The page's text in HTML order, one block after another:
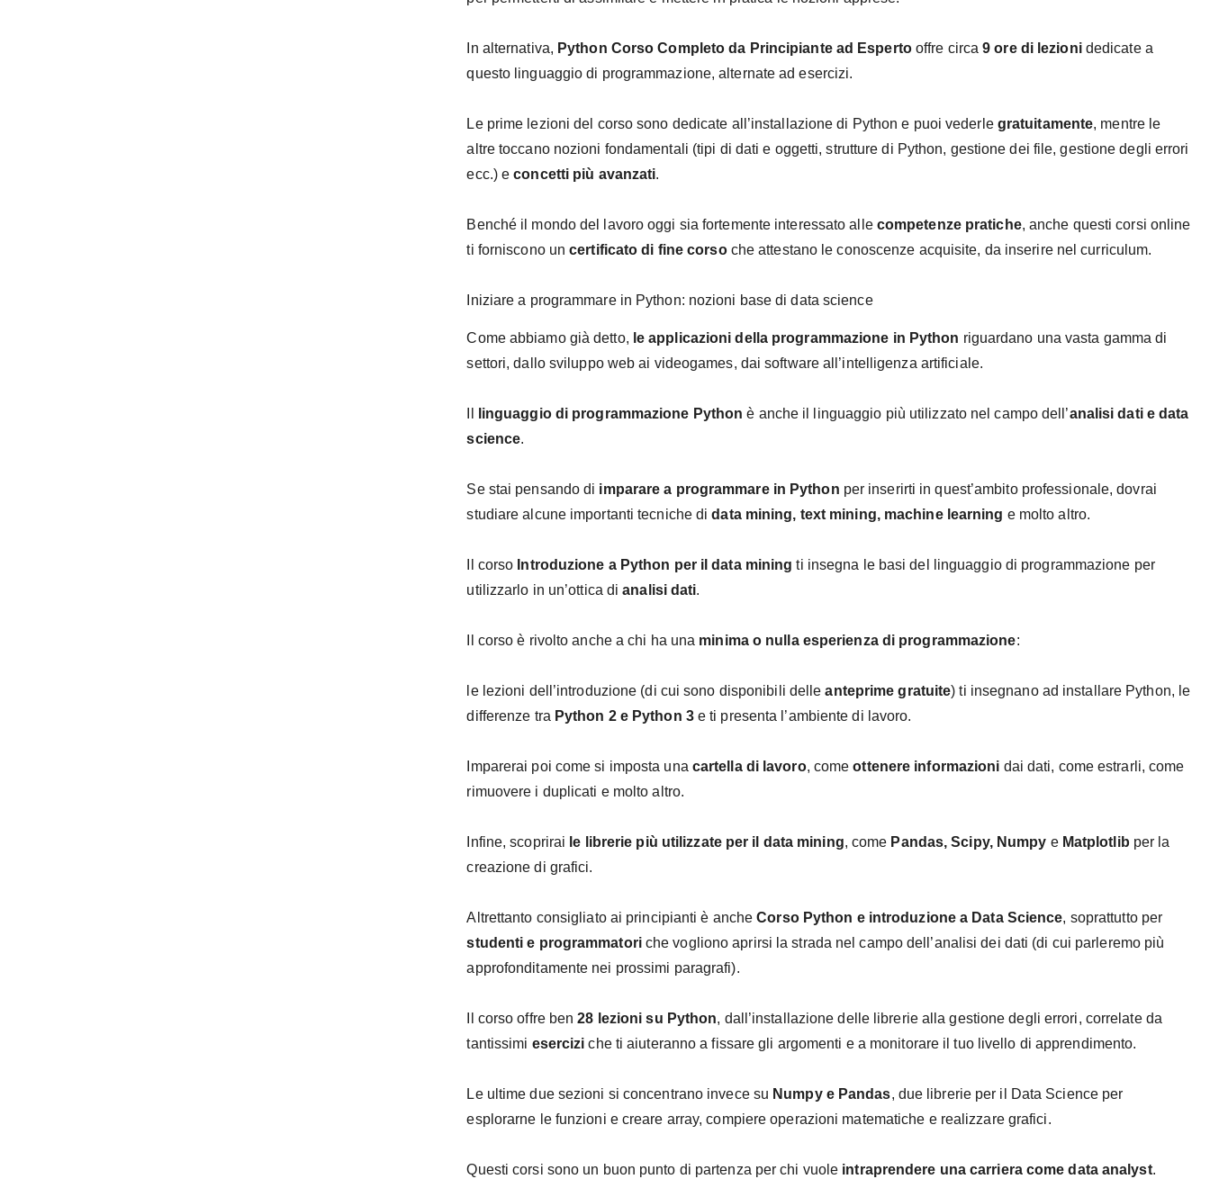
In alternativa, Python Corso Completo da Principiante ad Espertooffre circa9 ore di lezionidedicate a
questo linguaggio di programmazione, alternate ad esercizi.
Le prime lezioni del corso sono dedicate all’installazione di Python e puoi vederle gratuitamente, mentre le
altre toccano nozioni fondamentali (tipi di dati e oggetti, strutture di Python, gestione dei file, gestione degli errori
ecc.) econcetti più avanzati.
Benché il mondo del lavoro oggi sia fortemente interessato alle competenze pratiche, anche questi corsi online
ti forniscono uncertificato di fine corsoche attestano le conoscenze acquisite, da inserire nel curriculum.
Iniziare a programmare in Python: nozioni base di data science
Come abbiamo già detto, le applicazioni della programmazione in Python riguardano una vasta gamma di
settori, dallo sviluppo web ai videogames, dai software all’intelligenza artificiale.
linguaggio di programmazione Python è anche il linguaggio più utilizzato nel campo dell’analisi dati e data
science.
Se stai pensando di imparare a programmare in Python per inserirti in quest’ambito professionale, dovrai
studiare alcune importanti tecniche didata mining, text mining, machine learning e molto altro.
Il corso Introduzione a Python per il data mining ti insegna le basi del linguaggio di programmazione per
utilizzarlo in un’ottica dianalisi dati.
Il corso è rivolto anche a chi ha una minima o nulla esperienza di programmazione:
le lezioni dell’introduzione (di cui sono disponibili delleanteprime gratuite) ti insegnano ad installare Python, le
differenze tra Python 2 e Python 3e ti presenta l’ambiente di lavoro.
Imparerai poi come si imposta una cartella di lavoro, comeottenere informazioni dai dati, come estrarli, come
rimuovere i duplicati e molto altro.
Infine, scoprirai le librerie più utilizzate per il data mining, come Pandas, Scipy, Numpy e Matplotlib per la
creazione di grafici.
Altrettanto consigliato ai principianti è ancheCorso Python e introduzione a Data Science, soprattutto per
studenti e programmatoriche vogliono aprirsi la strada nel campo dell’analisi dei dati (di cui parleremo più
approfonditamente nei prossimi paragrafi).
Il corso offre ben28 lezioni su Python, dall’installazione delle librerie alla gestione degli errori, correlate da
tantissimi esercizi che ti aiuteranno a fissare gli argomenti e a monitorare il tuo livello di apprendimento.
Le ultime due sezioni si concentrano invece su Numpy e Pandas, due librerie per il Data Science per
esplorarne le funzioni e creare array, compiere operazioni matematiche e realizzare grafici.
Questi corsi sono un buon punto di partenza per chi vuole intraprendere una carriera come data analyst.